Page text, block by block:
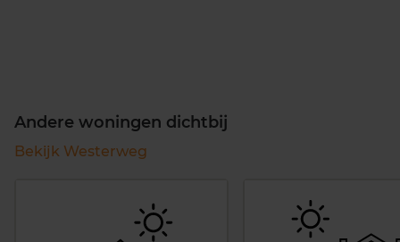
Andere woningen dichtbij
Bekijk Westerweg